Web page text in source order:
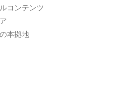
コンテンツ
本拠地